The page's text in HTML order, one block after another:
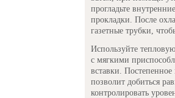
прогладьте
прокладки. После
газетные трубки,
Используйте
с мягкими
вставки.
позволит добиться
контролировать